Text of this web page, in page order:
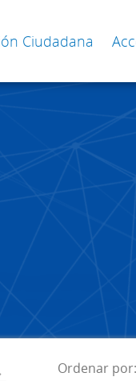
Ciudadana
Ordenar por